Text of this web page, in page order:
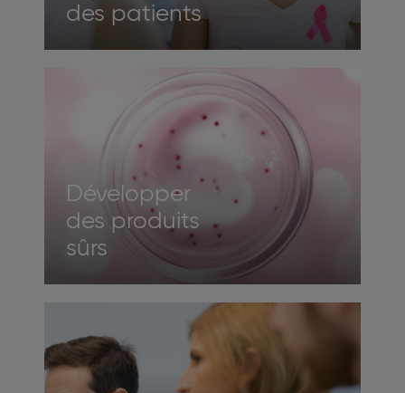
des patients
Développer
des produits
sûrs